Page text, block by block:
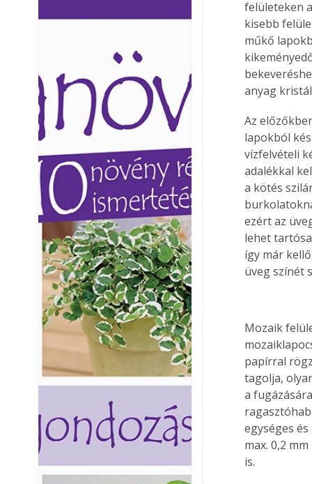
Ezermester
Laptapir kényelmes
mert: – t
felületeken
kisebb
műkő
anyag
Az
lapokból
vízfelvételi
adalékkal
a kötés
ezért az
lehet
így már
üveg színét
Mozaik
papírral
tagolja,
a
egységes
max. 0,2
is.